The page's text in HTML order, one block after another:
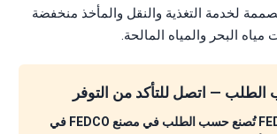
لخدمة التغذية والنقل والمأخذ منخفضة
البحر والمياه المالحة.
— اتصل للتأكد من التوفر
كل مضخة FEDCO تُصنع حسب الطلب في مصنع FEDCO في